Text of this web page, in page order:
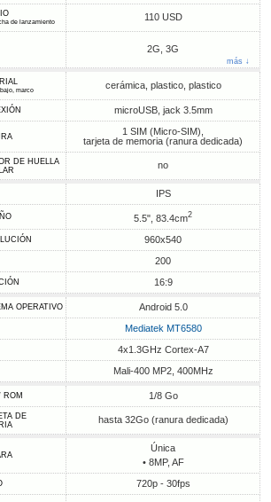
de lanzamiento 110 USD
2G, 3G
más ↓
marco cerámica, plastico, plastico
microUSB, jack 3.5mm
1 SIM (Micro-SIM),
tarjeta de memoria (ranura dedicada)
DE HUELLA
no
IPS
5.5", 83.4cm2
960x540
200
16:9
OPERATIVO Android 5.0
Mediatek MT6580
4x1.3GHz Cortex-A7
Mali-400 MP2, 400MHz
ROM 1/8 Go
DE
hasta 32Go (ranura dedicada)
Única
• 8MP, AF
720p - 30fps